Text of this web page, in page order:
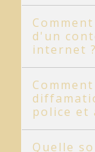
d'un
internet ?
police et
Quelle